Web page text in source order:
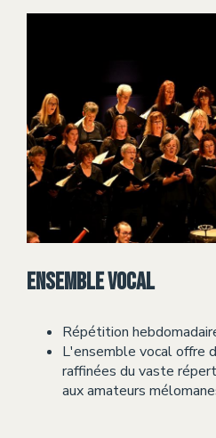
Ensemble vocal
Répétition
L'ensemble vocal offre
raffinées du vaste
aux amateurs